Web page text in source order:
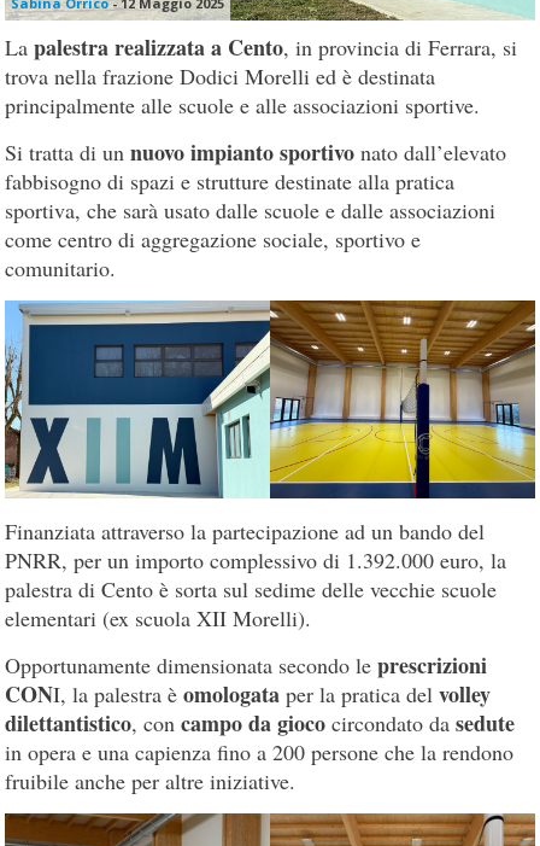
Lapalestra realizzata a Cento, in provincia di Ferrara, si
trova nella frazione Dodici Morelli ed è destinata
principalmente alle scuole e alle associazioni sportive.
Si tratta di unnuovo impianto sportivo nato dall’elevato
fabbisogno di spazi e strutture destinate alla pratica
sportiva, che sarà usato dalle scuole e dalle associazioni
come centro di aggregazione sociale, sportivo e
comunitario.
Finanziata attraverso la partecipazione ad un bando del
PNRR, per un importo complessivo di 1.392.000 euro, la
palestra di Cento è sorta sul sedime delle vecchie scuole
elementari (ex scuola XII Morelli).
Opportunamente dimensionata secondo leprescrizioni
CONI, la palestra èomologata per la pratica delvolley
dilettantistico, concampo da gioco circondato dasedute
in opera e una capienza fino a 200 persone che la rendono
fruibile anche per altre iniziative.